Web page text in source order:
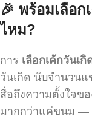
🎉 พร้อมเลือก
ไหม?
การ เลือกเค้กวันเกิ
วันเกิด นับจำนวนแ
สื่อถึงความตั้งใจข
มากกว่าแค่ขนม —